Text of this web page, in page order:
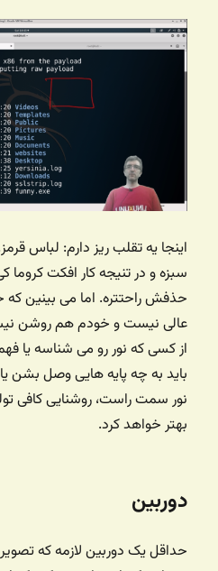
اینجا یه تقلب ریز دارم: لباس
سبزه و در تنیجه کار افکت
حذفش راحتتره. اما می بینین
عالی نیست و خودم هم روشن
از کسی که نور رو می شناسه یا
باید به چه پایه هایی وصل بشن
نور سمت راست، روشنایی کافی
بهتر خواهد کرد.
دوربین
حداقل یک دوربین لازمه که